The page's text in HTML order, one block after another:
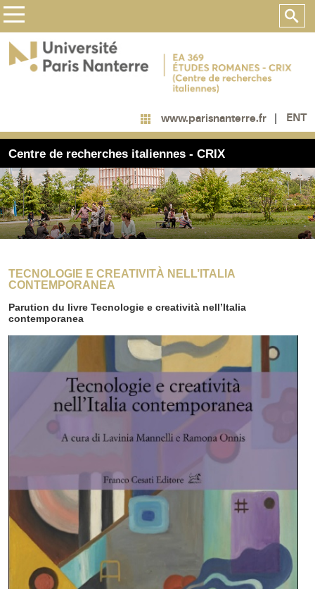
www.parisnanterre.fr ENT
Centre de recherches italiennes - CRIX
TECNOLOGIE E CREATIVITÀ NELL’ITALIA
CONTEMPORANEA
Parution du livre Tecnologie e creatività nell’Italia
contemporanea